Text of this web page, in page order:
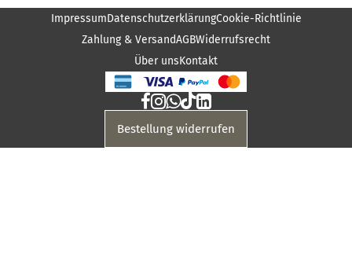
ImpressumDatenschutzerklärungCookie-Richtlinie
Zahlung & VersandAGBWiderrufsrecht
Über unsKontakt
Bestellung widerrufen